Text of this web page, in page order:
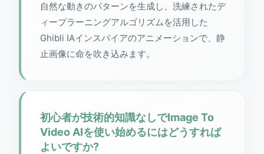
自然な動きのパターンを生成し、洗練されたデ
ィープラーニングアルゴリズムを活用した
Ghibli IAインスパイアのアニメーションで、静
止画像に命を吹き込みます。
初心者が技術的知識なしでImage To
Video AIを使い始めるにはどうすれば
よいですか?